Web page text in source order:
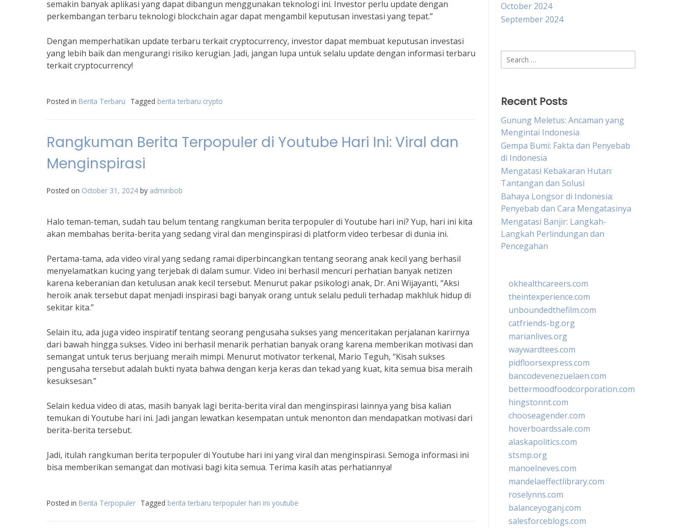
semakin banyak aplikasi yang dapat dibangun menggunakan teknologi ini. Investor perlu update dengan
perkembangan terbaru teknologi blockchain agar dapat mengambil keputusan investasi yang tepat.”
Dengan memperhatikan update terbaru terkait cryptocurrency, investor dapat membuat keputusan investasi
yang lebih baik dan mengurangi risiko kerugian. Jadi, jangan lupa untuk selalu update dengan informasi terbaru
terkait cryptocurrency!
Posted in Berita Terbaru Tagged berita terbaru crypto
Rangkuman Berita Terpopuler di Youtube Hari Ini: Viral dan
Menginspirasi
Posted on October 31, 2024 by adminbob
Halo teman-teman, sudah tau belum tentang rangkuman berita terpopuler di Youtube hari ini? Yup, hari ini kita
akan membahas berita-berita yang sedang viral dan menginspirasi di platform video terbesar di dunia ini.
Pertama-tama, ada video viral yang sedang ramai diperbincangkan tentang seorang anak kecil yang berhasil
menyelamatkan kucing yang terjebak di dalam sumur. Video ini berhasil mencuri perhatian banyak netizen
karena keberanian dan ketulusan anak kecil tersebut. Menurut pakar psikologi anak, Dr. Ani Wijayanti, “Aksi
heroik anak tersebut dapat menjadi inspirasi bagi banyak orang untuk selalu peduli terhadap makhluk hidup di
sekitar kita.”
Selain itu, ada juga video inspiratif tentang seorang pengusaha sukses yang menceritakan perjalanan karirnya
dari bawah hingga sukses. Video ini berhasil menarik perhatian banyak orang karena memberikan motivasi dan
semangat untuk terus berjuang meraih mimpi. Menurut motivator terkenal, Mario Teguh, “Kisah sukses
pengusaha tersebut adalah bukti nyata bahwa dengan kerja keras dan tekad yang kuat, kita semua bisa meraih
kesuksesan.”
Selain kedua video di atas, masih banyak lagi berita-berita viral dan menginspirasi lainnya yang bisa kalian
temukan di Youtube hari ini. Jadi jangan lewatkan kesempatan untuk menonton dan mendapatkan motivasi dari
berita-berita tersebut.
Jadi, itulah rangkuman berita terpopuler di Youtube hari ini yang viral dan menginspirasi. Semoga informasi ini
bisa memberikan semangat dan motivasi bagi kita semua. Terima kasih atas perhatiannya!
Posted in Berita Terpopuler Tagged berita terbaru terpopuler hari ini youtube
October 2024
September 2024
Search
for:
Recent Posts
Gunung Meletus: Ancaman yang
Mengintai Indonesia
Gempa Bumi: Fakta dan Penyebab
di Indonesia
Mengatasi Kebakaran Hutan:
Tantangan dan Solusi
Bahaya Longsor di Indonesia:
Penyebab dan Cara Mengatasinya
Mengatasi Banjir: Langkah-
Langkah Perlindungan dan
Pencegahan
okhealthcareers.com
theintexperience.com
unboundedthefilm.com
catfriends-bg.org
marianlives.org
waywardtees.com
pidfloorsexpress.com
bancodevenezuelaen.com
bettermoodfoodcorporation.com
hingstonnt.com
chooseagender.com
hoverboardssale.com
alaskapolitics.com
stsmp.org
manoelneves.com
mandelaeffectlibrary.com
roselynns.com
balanceyoganj.com
salesforceblogs.com